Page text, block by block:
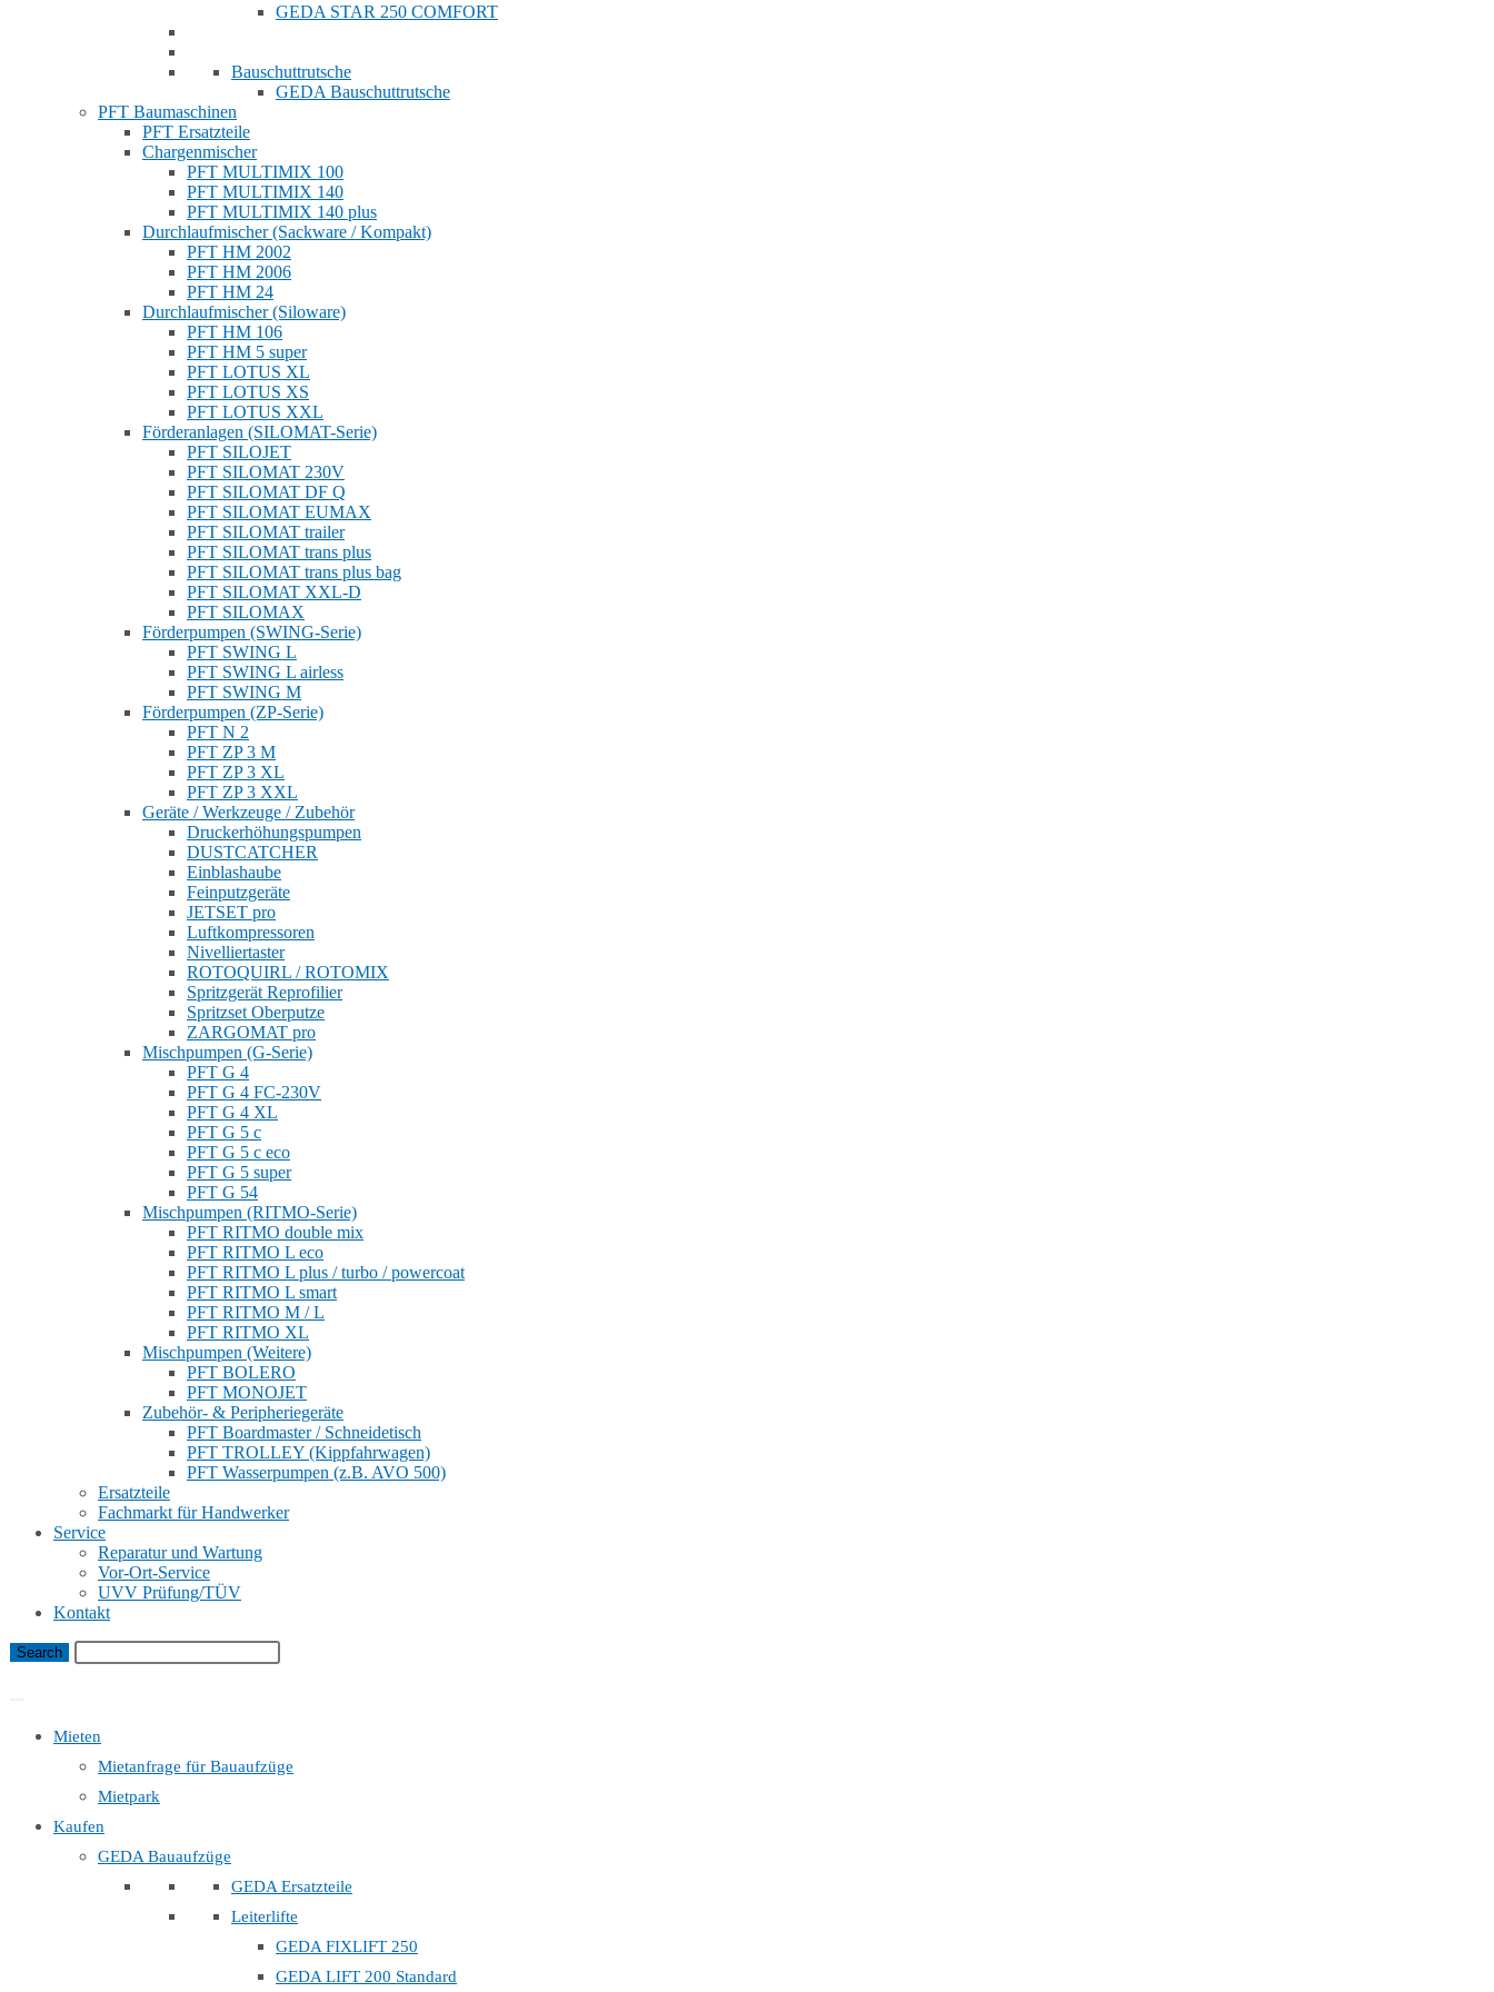
GEDA STAR 250 COMFORT
Bauschuttrutsche
GEDA Bauschuttrutsche
PFT Baumaschinen
PFT Ersatzteile
Chargenmischer
PFT MULTIMIX 100
PFT MULTIMIX 140
PFT MULTIMIX 140 plus
Durchlaufmischer (Sackware / Kompakt)
PFT HM 2002
PFT HM 2006
PFT HM 24
Durchlaufmischer (Siloware)
PFT HM 106
PFT HM 5 super
PFT LOTUS XL
PFT LOTUS XS
PFT LOTUS XXL
Förderanlagen (SILOMAT-Serie)
PFT SILOJET
PFT SILOMAT 230V
PFT SILOMAT DF Q
PFT SILOMAT EUMAX
PFT SILOMAT trailer
PFT SILOMAT trans plus
PFT SILOMAT trans plus bag
PFT SILOMAT XXL-D
PFT SILOMAX
Förderpumpen (SWING-Serie)
PFT SWING L
PFT SWING L airless
PFT SWING M
Förderpumpen (ZP-Serie)
PFT N 2
PFT ZP 3 M
PFT ZP 3 XL
PFT ZP 3 XXL
Geräte / Werkzeuge / Zubehör
Druckerhöhungspumpen
DUSTCATCHER
Einblashaube
Feinputzgeräte
JETSET pro
Luftkompressoren
Nivelliertaster
ROTOQUIRL / ROTOMIX
Spritzgerät Reprofilier
Spritzset Oberputze
ZARGOMAT pro
Mischpumpen (G-Serie)
PFT G 4
PFT G 4 FC-230V
PFT G 4 XL
PFT G 5 c
PFT G 5 c eco
PFT G 5 super
PFT G 54
Mischpumpen (RITMO-Serie)
PFT RITMO double mix
PFT RITMO L eco
PFT RITMO L plus / turbo / powercoat
PFT RITMO L smart
PFT RITMO M / L
PFT RITMO XL
Mischpumpen (Weitere)
PFT BOLERO
PFT MONOJET
Zubehör- & Peripheriegeräte
PFT Boardmaster / Schneidetisch
PFT TROLLEY (Kippfahrwagen)
PFT Wasserpumpen (z.B. AVO 500)
Ersatzteile
Fachmarkt für Handwerker
Service
Reparatur und Wartung
Vor-Ort-Service
UVV Prüfung/TÜV
Kontakt
Mieten
Mietanfrage für Bauaufzüge
Mietpark
Kaufen
GEDA Bauaufzüge
GEDA Ersatzteile
Leiterlifte
GEDA FIXLIFT 250
GEDA LIFT 200 Standard